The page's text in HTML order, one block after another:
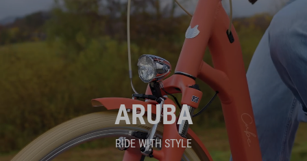
ARUBA
RIDE WITH STYLE